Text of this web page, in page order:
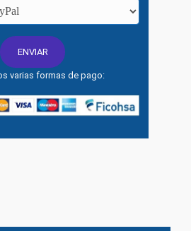
varias formas de pago: